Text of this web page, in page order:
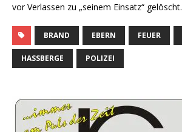
vor Verlassen zu „seinem Einsatz“ gelöscht.
BRAND EBERN FEUER
HASSBERGE POLIZEI